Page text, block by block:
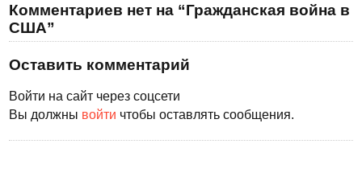
Комментариев нет на “Гражданская война в
США”
Оставить комментарий
Войти на сайт через соцсети
Вы должны войти чтобы оставлять сообщения.